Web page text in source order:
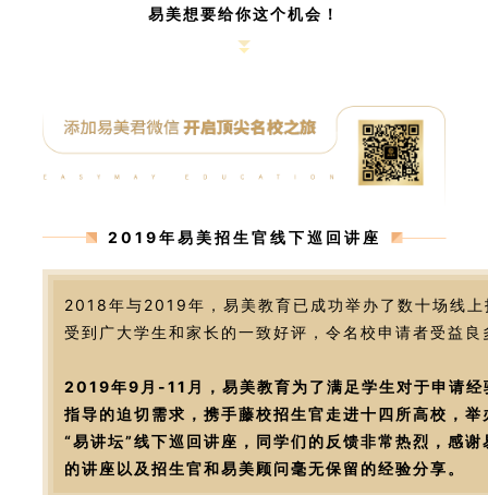
易美想要给你这个机会！
2019年易美招生官线下巡回讲座
2018年与2019年，易美教育已成功举办了数十场线
受到广大学生和家长的一致好评，令名校申请者受益良
2019年9月-11月，易美教育为了满足学生对于申请经
指导的迫切需求，携手藤校招生官走进十四所高校，
“易讲坛”线下巡回讲座，同学们的反馈非常热烈，感
的讲座以及招生官和易美顾问毫无保留的经验分享。